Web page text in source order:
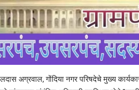
अग्रवाल, गोंदिया नगर परिषदेचे मुख्य